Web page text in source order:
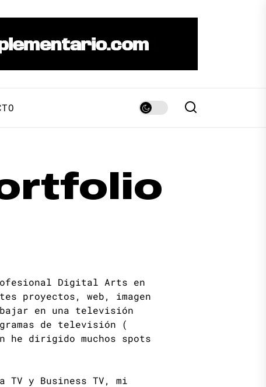
Digital Arts en
proyectos, web, imagen
en una televisión
de televisión (
dirigido muchos spots
y Business TV, mi